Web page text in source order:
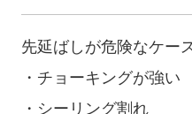
先延ばしが危険なケー
・チョーキングが強い
・シーリング割れ